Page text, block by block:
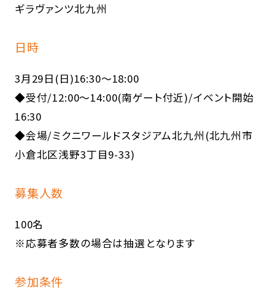
ギラヴァンツ北九州
日時
3月29日(日)16:30～18:00
◆受付/12:00～14:00(南ゲート付近)/イベント開始
16:30
◆会場/ミクニワールドスタジアム北九州(北九州市
小倉北区浅野3丁目9-33)
募集人数
100名
※応募者多数の場合は抽選となります
参加条件